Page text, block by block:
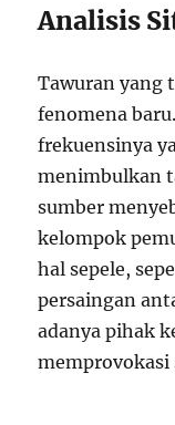
Analisis
Tawuran yang
fenomena
frekuensinya
menimbulkan
sumber
kelompok
hal sepele,
persaingan
adanya pihak